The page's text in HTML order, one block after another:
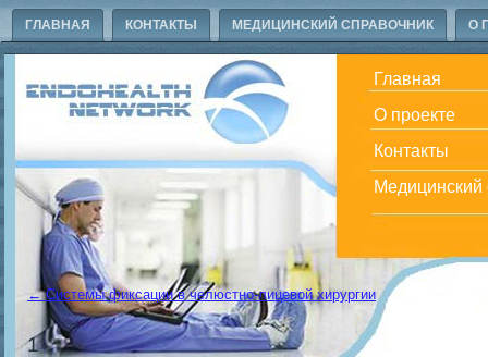
ГЛАВНАЯ КОНТАКТЫ МЕДИЦИНСКИЙ СПРАВОЧНИК О
Главная
О проекте
Контакты
Медицинский
←Системы фиксации в челюстно-лицевой хирургии
1